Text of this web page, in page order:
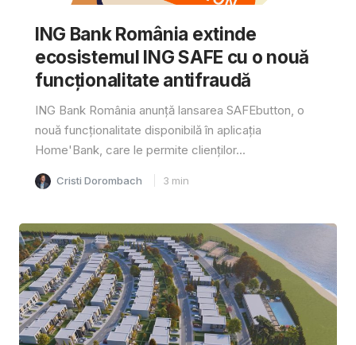
ING Bank România extinde
ecosistemul ING SAFE cu o nouă
funcționalitate antifraudă
ING Bank România anunță lansarea SAFEbutton, o
nouă funcționalitate disponibilă în aplicația
Home'Bank, care le permite clienților...
Cristi Dorombach 3 min